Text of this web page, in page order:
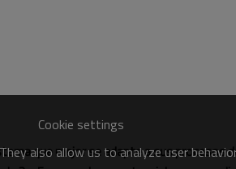
que mejor se adapte a sus
Cookie settings
also allow us to analyze user